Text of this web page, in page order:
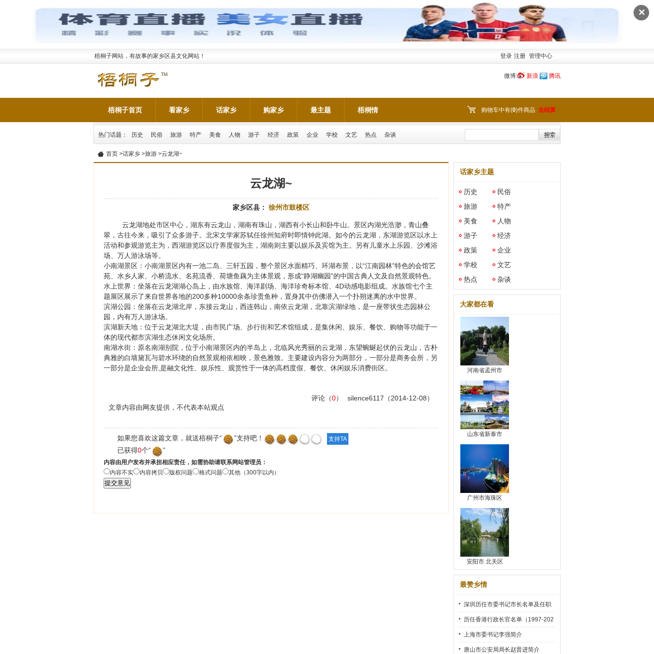
✕
梧桐子网站，有故事的家乡区县文化网站！ 登录 注册 管理中心
微博: 新浪 腾讯
梧桐子首页 看家乡 话家乡 购家乡 最主题 梧桐情 购物车中有(0)件商品 去结算
热门话题： 历史 民俗 旅游 特产 美食 人物 游子 经济 政策 企业 学校 文艺 热点 杂谈
首页 >话家乡 >旅游 >云龙湖~
云龙湖~
家乡区县： 徐州市鼓楼区
云龙湖地处市区中心，湖东有云龙山，湖南有珠山，湖西有小长山和卧牛山。景区内湖光浩渺，青山叠
翠，古往今来，吸引了众多游子。北宋文学家苏轼任徐州知府时即情钟此湖。如今的云龙湖，东湖游览区以水上
活动和参观游览主为，西湖游览区以疗养度假为主，湖南则主要以娱乐及宾馆为主。另有儿童水上乐园、沙滩浴
场、万人游泳场等。
小南湖景区：小南湖景区内有一池二岛、三轩五园，整个景区水面精巧、环湖布景，以“江南园林”特色的会馆艺
苑、水乡人家、小桥流水、名苑流香、荷塘鱼藕为主体景观，形成“静湖幽园”的中国古典人文及自然景观特色。
水上世界：坐落在云龙湖湖心岛上，由水族馆、海洋剧场、海洋珍奇标本馆、4D动感电影组成。水族馆七个主
题展区展示了来自世界各地的200多种10000余条珍贵鱼种，置身其中仿佛潜入一个扑朔迷离的水中世界。
滨湖公园：坐落在云龙湖北岸，东接云龙山，西连韩山，南依云龙湖，北靠滨湖绿地，是一座带状生态园林公
园，内有万人游泳场。
滨湖新天地：位于云龙湖北大堤，由市民广场、步行街和艺术馆组成，是集休闲、娱乐、餐饮、购物等功能于一
体的现代都市滨湖生态休闲文化场所。
南湖水街：原名南湖别院，位于小南湖景区内的半岛上，北临风光秀丽的云龙湖，东望蜿蜒起伏的云龙山，古朴
典雅的白墙黛瓦与碧水环绕的自然景观相依相映，景色雅致。主要建设内容分为两部分，一部分是商务会所，另
一部分是企业会所,是融文化性、娱乐性、观赏性于一体的高档度假、餐饮、休闲娱乐消费街区。
silence6117 （2014-12-08）
评论（0）
文章内容由网友提供，不代表本站观点
如果您喜欢这篇文章，就送梧桐子“
”支持吧！
已获得0个“ ”
内容由用户发布并承担相应责任，如需协助请联系网站管理员：
内容不实
内容拷贝 版权问题 格式问题 其他（300字以内）
话家乡主题
历史
民俗
旅游
特产
美食
人物
游子
经济
政策
企业
学校
文艺
热点
杂谈
大家都在看
河南省孟州市
山东省新泰市
广州市海珠区
安阳市 北关区
最赞乡情
深圳历任市委书记市长名单及任职
时间
历任香港行政长官名单（1997-202
2）
上海市委书记李强简介
唐山市公安局局长赵晋进简介